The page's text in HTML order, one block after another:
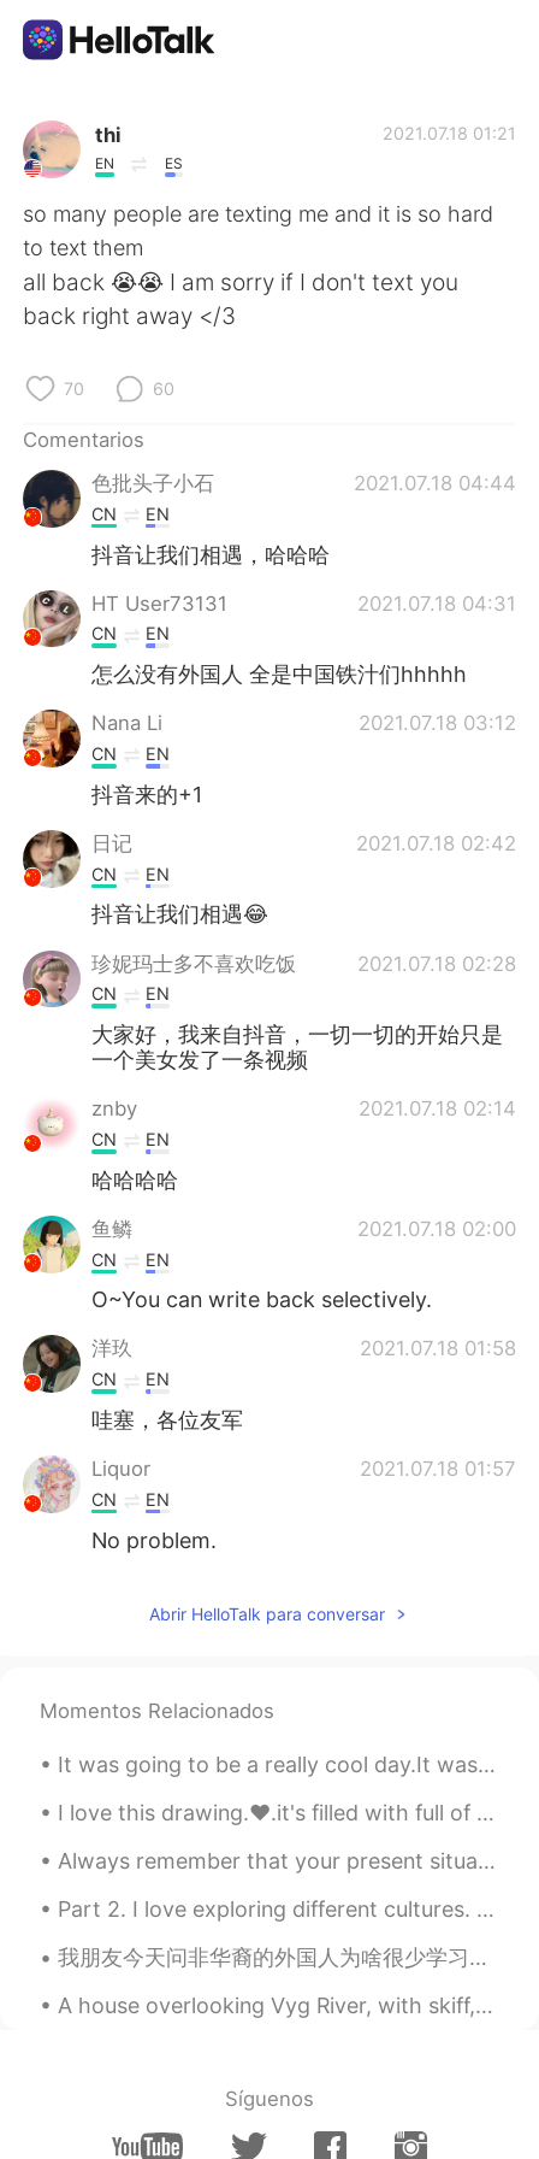
Aplicación de intercambio de idiomas
AI Grammar Checker
Español
繁體中文
Français
日本語 한국어
Русский
Indonesia Italiano
Türkçe
Português
thi
EN ES
2021.07.18 01:21
so many people are texting me and it is so hard
to text them
all back 😭😭 I am sorry if I don't text you
back right away </3
70 60
Comentarios
色批头子小石
2021.07.18 04:44
CN EN
抖音让我们相遇，哈哈哈
HT User73131 2021.07.18 04:31
CN EN
怎么没有外国人 全是中国铁汁们hhhhh
Nana Li 2021.07.18 03:12
CN EN
抖音来的+1
日记 2021.07.18 02:42
CN EN
抖音让我们相遇😂
珍妮玛士多不喜欢吃饭 2021.07.18 02:28
CN EN
大家好，我来自抖音，一切一切的开始只是
一个美女发了一条视频
znby 2021.07.18 02:14
CN EN
哈哈哈哈
鱼鳞 2021.07.18 02:00
CN EN
O~You can write back selectively.
洋玖 2021.07.18 01:58
CN EN
哇塞，各位友军
Liquor 2021.07.18 01:57
CN EN
No problem.
FR
小熊波比a
Can I get to know you?
卡卡西米露
CN EN
好家伙全是中国的
辩护人 2021.07.18 01:51
救命好多中国人
哈哈哈哈怎么都是自己人
Abrir HelloTalk para conversar
Momentos Relacionados
It was going to be a really cool day.It was a fun barbecue because I'm okay now, but my girlfrien...
I love this drawing.❤.it's filled with full of pain 💔 we can overcome this problem, we all are to...
Always remember that your present situation is not your final destination , the best is yet to come!
Part 2. I love exploring different cultures. Starting picture #1 Shanghai China, Dallol Ethiopi...
我朋友今天问非华裔的外国人为啥很少学习中文。我觉得重点就只外国人不觉得现在的中国文化很酷。在日本，韩国，都可以听很有创意的音乐，看独一无二的电影，体验到他们的文化。中国电影我感觉到拍的很弱，音乐...
A house overlooking Vyg River, with skiff, firewood & log sheds. Background: Church of Sts. Zosi...
Síguenos